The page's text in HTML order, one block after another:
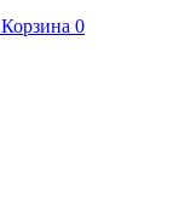
Корзина 0